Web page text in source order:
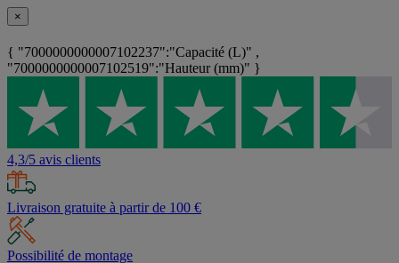
×
{ "7000000000007102237":"Capacité (L)" ,
"7000000000007102519":"Hauteur (mm)" }
4,3/5 avis clients
Livraison gratuite à partir de 100 €
Possibilité de montage